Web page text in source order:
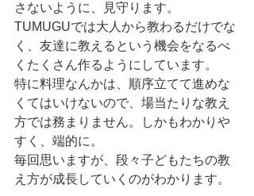
さないように、見守ります。
TUMUGUでは大人から教わるだけでな
く、友達に教えるという機会をなるべ
くたくさん作るようにしています。
特に料理なんかは、順序立てて進めな
くてはいけないので、場当たりな教え
方では務まりません。しかもわかりや
すく、端的に。
毎回思いますが、段々子どもたちの教
え方が成長していくのがわかります。